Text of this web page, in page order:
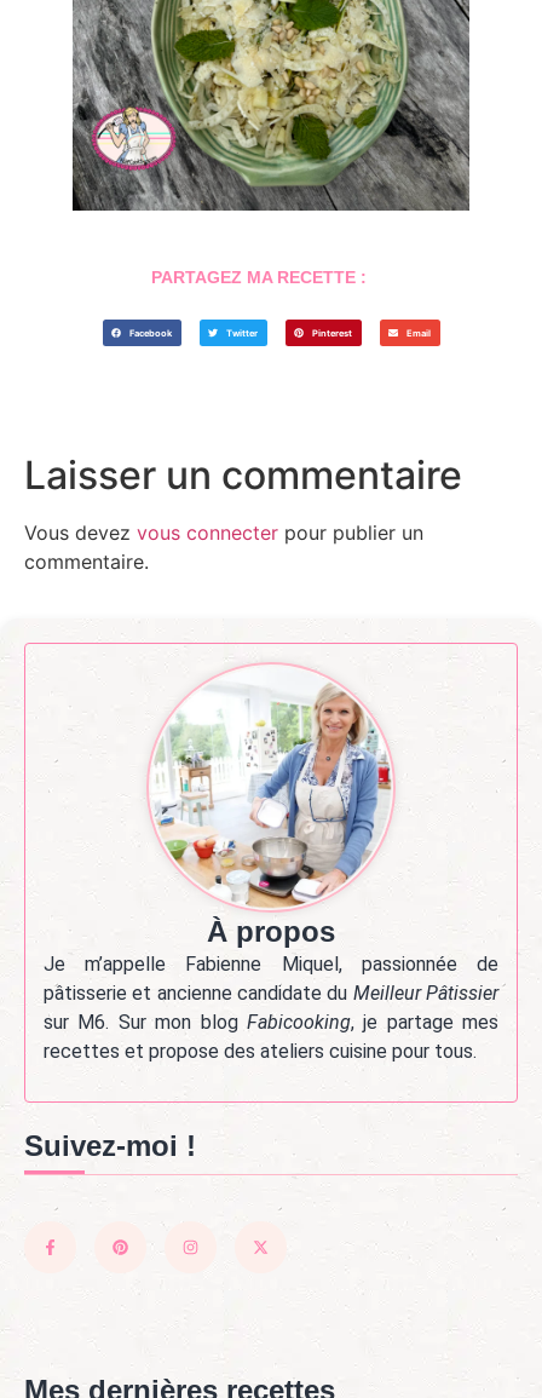
PARTAGEZ MA RECETTE :
Facebook Twitter Pinterest Email
Laisser un commentaire
Vous devez vous connecter pour publier un
commentaire.
À propos
Je m’appelle Fabienne Miquel, passionnée de
pâtisserie et ancienne candidate du Meilleur Pâtissier
sur M6. Sur mon blog Fabicooking, je partage mes
recettes et propose des ateliers cuisine pour tous.
Suivez-moi !
Mes dernières recettes